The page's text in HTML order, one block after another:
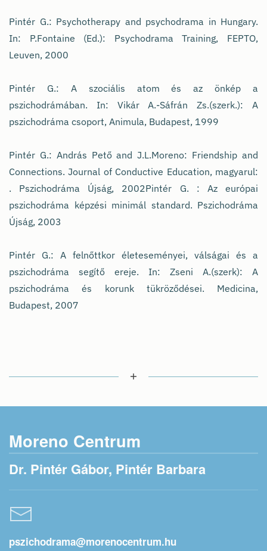
Pintér G.: Psychotherapy and psychodrama in Hungary.
In: P.Fontaine (Ed.): Psychodrama Training, FEPTO,
Leuven, 2000
Pintér G.: A szociális atom és az önkép a
pszichodrámában. In: Vikár A.-Sáfrán Zs.(szerk.): A
pszichodráma csoport, Animula, Budapest, 1999
Pintér G.: András Pető and J.L.Moreno: Friendship and
Connections. Journal of Conductive Education, magyarul:
. Pszichodráma Újság, 2002Pintér G. : Az európai
pszichodráma képzési minimál standard. Pszichodráma
Újság, 2003
Pintér G.: A felnőttkor életeseményei, válságai és a
pszichodráma segítő ereje. In: Zseni A.(szerk): A
pszichodráma és korunk tükröződései. Medicina,
Budapest, 2007
Moreno Centrum
Dr. Pintér Gábor, Pintér Barbara
pszichodrama@morenocentrum.hu